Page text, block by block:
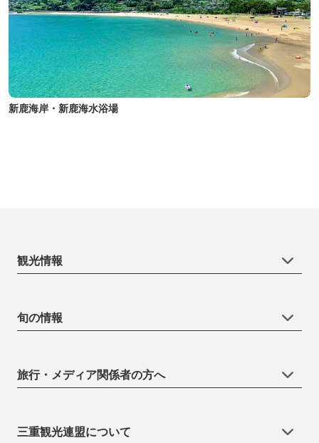
新鹿海岸・新鹿海水浴場
観光情報
旬の情報
旅行・メディア関係者の方へ
三重観光連盟について